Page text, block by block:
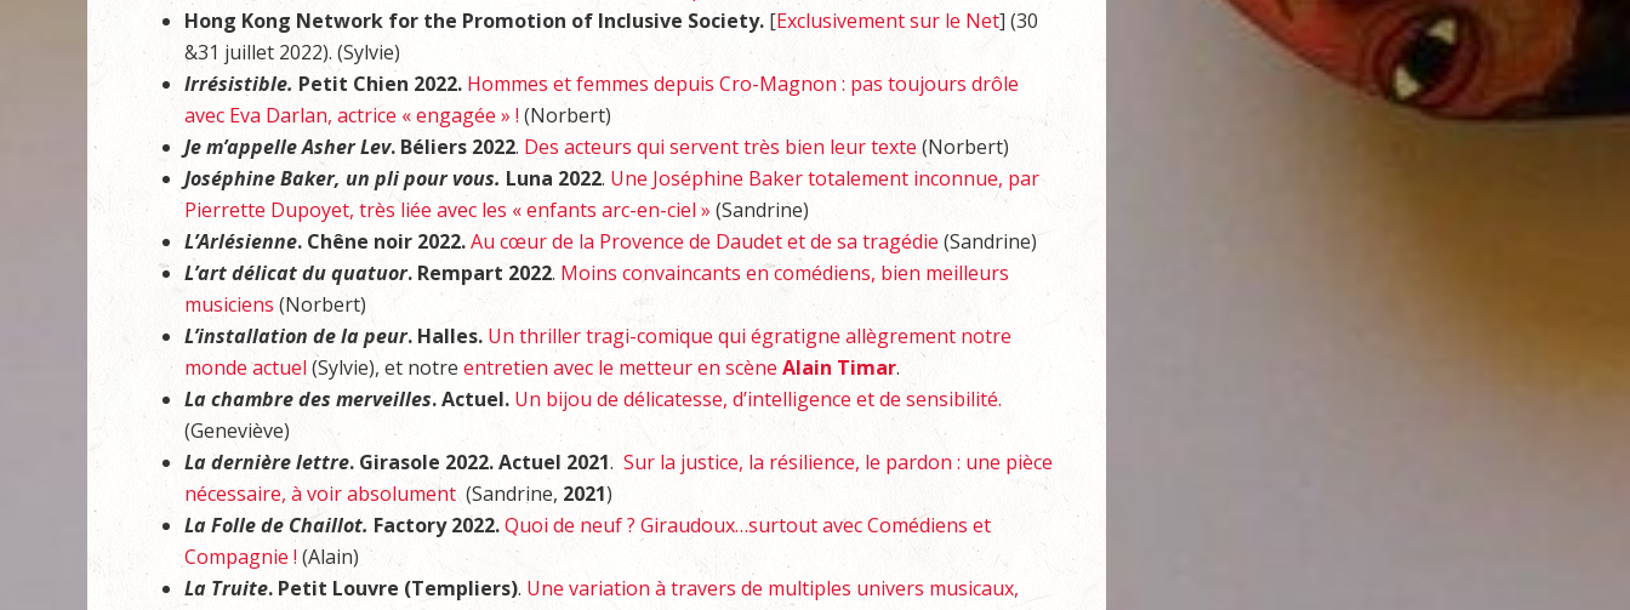
Hong Kong Network for the Promotion of Inclusive Society. [Exclusivement sur le Net] (30
&31 juillet 2022). (Sylvie)
Irrésistible. Petit Chien 2022. Hommes et femmes depuis Cro-Magnon : pas toujours drôle
avec Eva Darlan, actrice « engagée » !(Norbert)
Je m’appelle Asher Lev. Béliers 2022. Des acteurs qui servent très bien leur texte(Norbert)
Joséphine Baker, un pli pour vous. Luna 2022. Une Joséphine Baker totalement inconnue, par
Pierrette Dupoyet, très liée avec les « enfants arc-en-ciel » (Sandrine)
L’Arlésienne. Chêne noir 2022.Au cœur de la Provence de Daudet et de sa tragédie (Sandrine)
L’art délicat du quatuor. Rempart 2022. Moins convaincants en comédiens, bien meilleurs
musiciens (Norbert)
L’installation de la peur. Halles. Un thriller tragi-comique qui égratigne allègrement notre
monde actuel(Sylvie), et notre entretien avec le metteur en scèneAlain Timar.
La chambre des merveilles. Actuel. Un bijou de délicatesse, d’intelligence et de sensibilité.
(Geneviève)
La dernière lettre. Girasole 2022. Actuel 2021. Sur la justice, la résilience, le pardon : une pièce
nécessaire, à voir absolument(Sandrine, 2021)
La Folle de Chaillot. Factory 2022.Quoi de neuf ? Giraudoux…surtout avec Comédiens et
Compagnie !(Alain)
La Truite. Petit Louvre (Templiers). Une variation à travers de multiples univers musicaux,